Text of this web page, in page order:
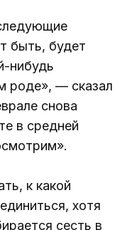
быть, будет
нибудь
роде», — сказал
снова
в средней
к какой
хотя
сесть в